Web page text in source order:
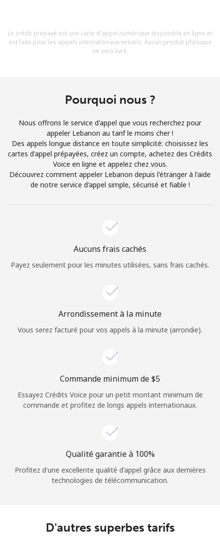
Restez en contact pour obtenir nos meilleures offres.
S'inscrire
Bonjour!
Identifiez-vous ou INSCRIVEZ-VOUS →
Rappel du mot de passe →
Login
Le crédit prépayé est une carte d'appel numérique disponible en ligne et
est faite pour les appels internationaux virtuels. Aucun produit physique
ne sera livré.
Pourquoi nous ?
Nous offrons le service d'appel que vous recherchez pour
appeler Lebanon au tarif le moins cher !
Des appels longue distance en toute simplicité: choisissez les
cartes d'appel prépayées, créez un compte, achetez des Crédits
Voice en ligne et appelez chez vous.
Découvrez comment appeler Lebanon depuis l'étranger à l'aide
de notre service d'appel simple, sécurisé et fiable !
Aucuns frais cachés
Payez seulement pour les minutes utilisées, sans frais cachés.
Arrondissement à la minute
Vous serez facturé pour vos appels à la minute (arrondie).
Commande minimum de ⁦$5⁩
Essayez Crédits Voice pour un petit montant minimum de
commande et profitez de longs appels internationaux.
Qualité garantie à 100%
Profitez d'une excellente qualité d'appel grâce aux dernières
technologies de télécommunication.
D'autres superbes tarifs